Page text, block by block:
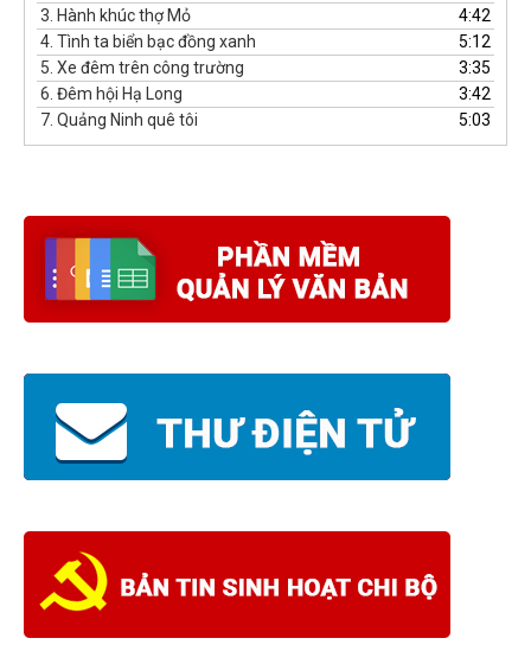
3. Hành khúc thợ Mỏ
4:42
4. Tình ta biển bạc đồng xanh
5:12
5. Xe đêm trên công trường
3:35
6. Đêm hội Hạ Long
3:42
7. Quảng Ninh quê tôi 5:03